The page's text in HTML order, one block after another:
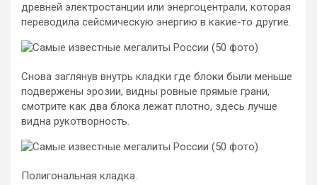
древней электростанции или энергоцентрали, которая
переводила сейсмическую энергию в какие-то другие.
Снова заглянув внутрь кладки где блоки были меньше
подвержены эрозии, видны ровные прямые грани,
смотрите как два блока лежат плотно, здесь лучше
видна рукотворность.
Полигональная кладка.